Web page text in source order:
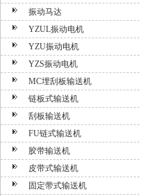
振动马达
YZUL振动电机
YZU振动电机
YZS振动电机
MC埋刮板输送机
链板式输送机
刮板输送机
FU链式输送机
胶带输送机
皮带式输送机
固定带式输送机